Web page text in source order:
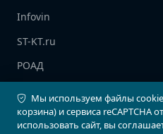
Infovin
ST-KT.ru
РОАД
Мы используем файлы cookie
корзина) и сервиса reCAPTCHA
использовать сайт, вы